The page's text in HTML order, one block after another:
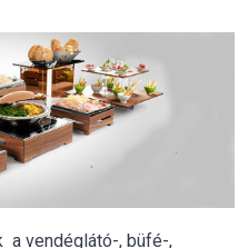
a vendéglátó-, büfé-,